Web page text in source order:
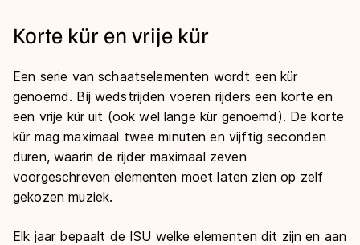
Korte kür en vrije kür
Een serie van schaatselementen wordt een kür
genoemd. Bij wedstrijden voeren rijders een korte en
een vrije kür uit (ook wel lange kür genoemd). De korte
kür mag maximaal twee minuten en vijftig seconden
duren, waarin de rijder maximaal zeven
voorgeschreven elementen moet laten zien op zelf
gekozen muziek.
Elk jaar bepaalt de ISU welke elementen dit zijn en aan